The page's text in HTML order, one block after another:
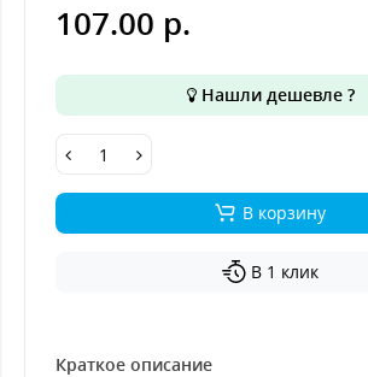
107.00 р.
Нашли дешевле ?
В корзину
В 1 клик
Краткое описание